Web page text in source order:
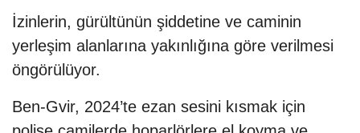
İzinlerin, gürültünün şiddetine ve caminin
yerleşim alanlarına yakınlığına göre verilmesi
öngörülüyor.
Ben-Gvir, 2024’te ezan sesini kısmak için